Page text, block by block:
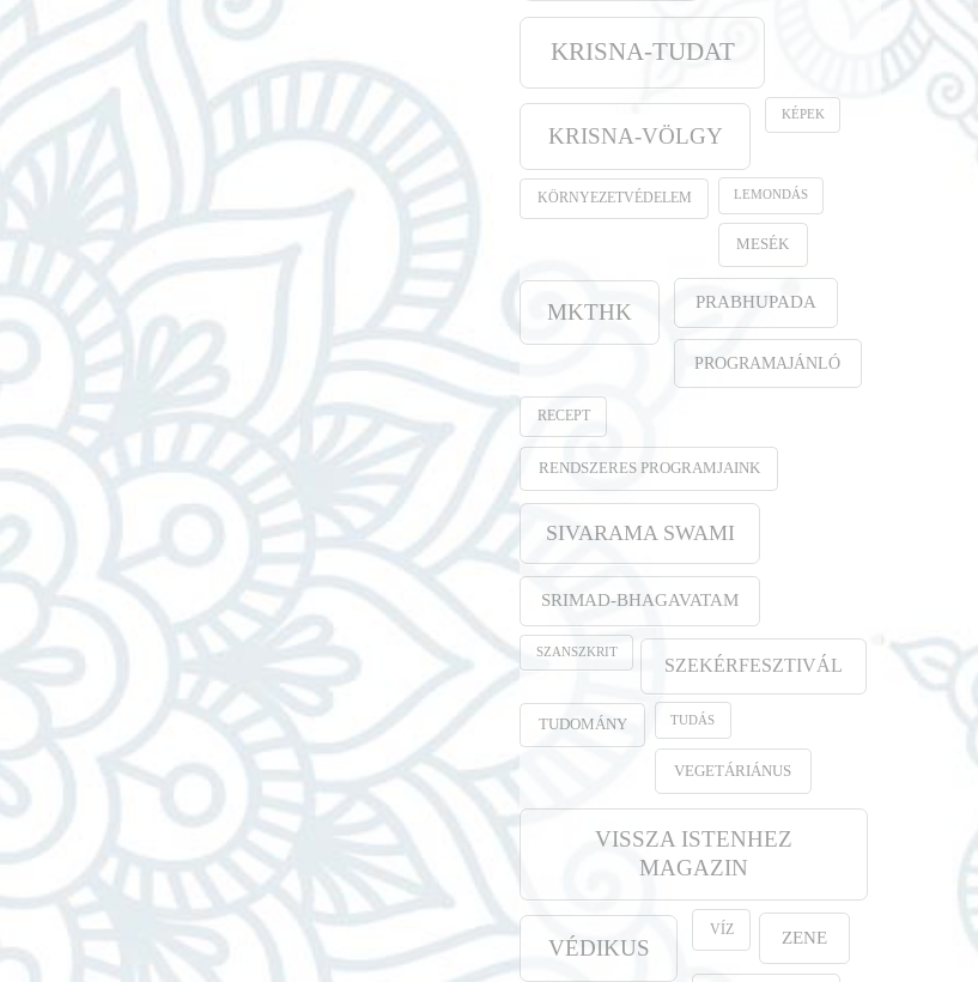
KRISNA-TUDAT
KRISNA-VÖLGY
KÉPEK
KÖRNYEZETVÉDELEM LEMONDÁS
MESÉK
MKTHK PRABHUPADA
PROGRAMAJÁNLÓ
RECEPT
RENDSZERES PROGRAMJAINK
SIVARAMA SWAMI
SRIMAD-BHAGAVATAM
SZANSZKRIT
SZEKÉRFESZTIVÁL
TUDOMÁNY TUDÁS
VEGETÁRIÁNUS
VISSZA ISTENHEZ
MAGAZIN
VÉDIKUS
VÍZ ZENE